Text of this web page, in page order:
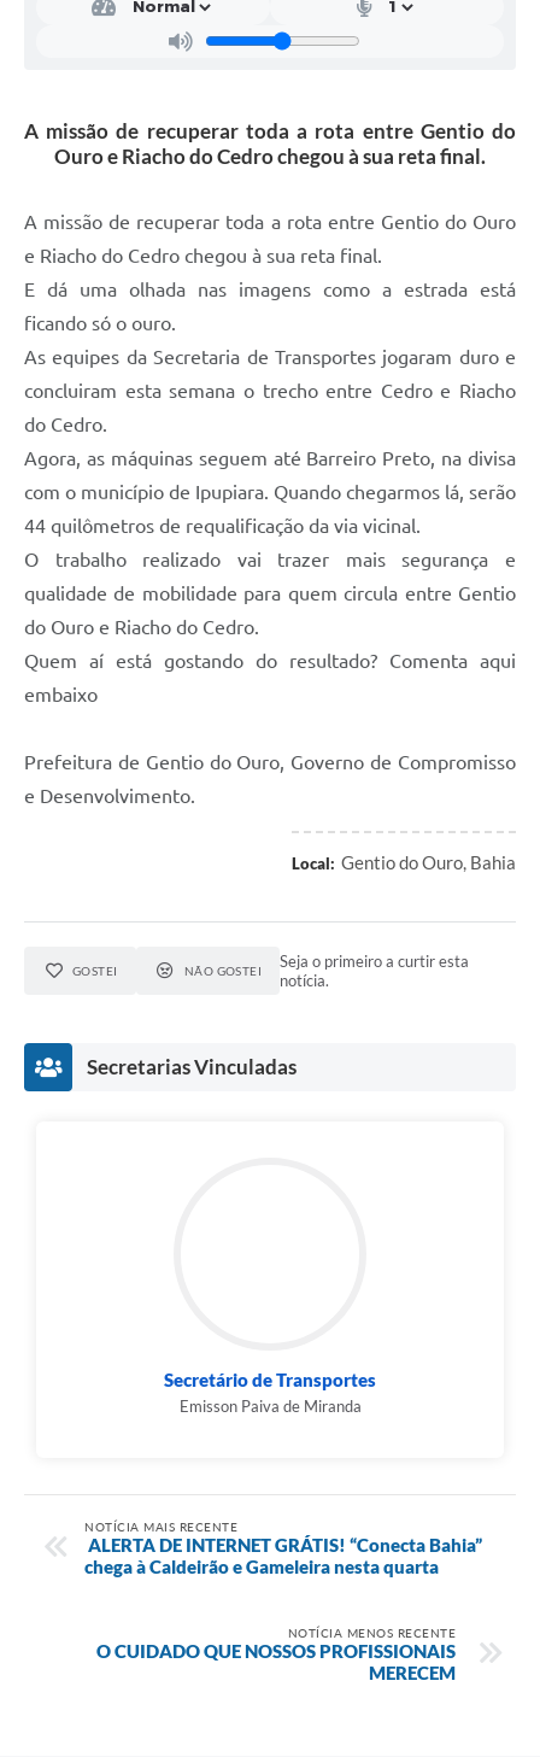
A missão de recuperar toda a rota entre Gentio do
Ouro e Riacho do Cedro chegou à sua reta final.
A missão de recuperar toda a rota entre Gentio do Ouro
e Riacho do Cedro chegou à sua reta final.
E dá uma olhada nas imagens como a estrada está
ficando só o ouro.
As equipes da Secretaria de Transportes jogaram duro e
concluiram esta semana o trecho entre Cedro e Riacho
do Cedro.
Agora, as máquinas seguem até Barreiro Preto, na divisa
com o município de Ipupiara. Quando chegarmos lá, serão
44 quilômetros de requalificação da via vicinal.
O trabalho realizado vai trazer mais segurança e
qualidade de mobilidade para quem circula entre Gentio
do Ouro e Riacho do Cedro.
Quem aí está gostando do resultado? Comenta aqui
embaixo
Prefeitura de Gentio do Ouro, Governo de Compromisso
e Desenvolvimento.
Local: Gentio do Ouro, Bahia
GOSTEI NÃO GOSTEI
Seja o primeiro a curtir esta
notícia.
Secretarias Vinculadas
Secretário de Transportes
Emisson Paiva de Miranda
NOTÍCIA MAIS RECENTE
ALERTA DE INTERNET GRÁTIS! “Conecta Bahia”
chega à Caldeirão e Gameleira nesta quarta
NOTÍCIA MENOS RECENTE
O CUIDADO QUE NOSSOS PROFISSIONAIS
MERECEM